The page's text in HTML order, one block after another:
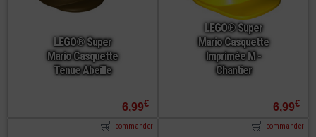
LEGO® Super
Mario Casquette
Tenue Abeille
6,99€
LEGO® Super
Mario Casquette
Imprimée M -
Chantier
6,99€
commander commander